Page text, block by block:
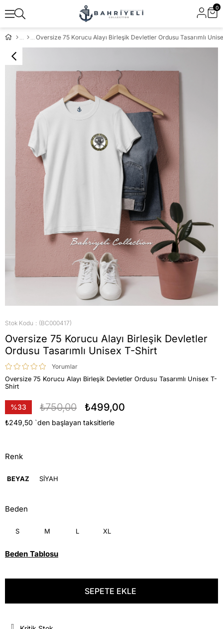
0
Oversize 75 Korucu Alayı Birleşik Devletler Ordusu Tasarımlı
Stok Kodu (BC000417)
Oversize 75 Korucu Alayı Birleşik Devletler
Ordusu Tasarımlı Unisex T-Shirt
Yorumlar
Oversize 75 Korucu Alayı Birleşik Devletler Ordusu Tasarımlı Unisex T-
Shirt
%33
İndirim
₺750,00 ₺499,00
₺249,50 `den başlayan taksitlerle
Renk
BEYAZ SİYAH
Beden
S M L XL
Beden Tablosu